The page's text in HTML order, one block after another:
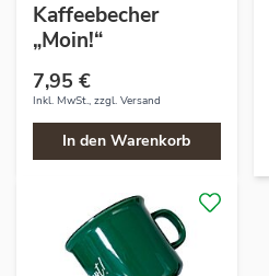
Kaffeebecher
„Moin!“
7,95 €
Inkl. MwSt., zzgl. Versand
In den Warenkorb